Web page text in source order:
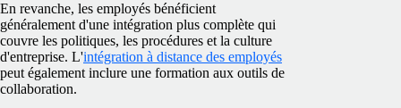
En revanche, les employés bénéficient
généralement d'une intégration plus complète qui
couvre les politiques, les procédures et la culture
d'entreprise. L'intégration à distance des employés
peut également inclure une formation aux outils de
collaboration.